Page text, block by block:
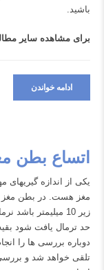
باشید.
برای مشاهده سایر
ادامه خواندن
اتساع بطن
یکی از اندازه گیریهای
مغز هست. در بطن مغز
زیر 10 میلیمتر
حد ترمال یافت شود
دوباره بررسی ها را
تلقی خواهد شد و